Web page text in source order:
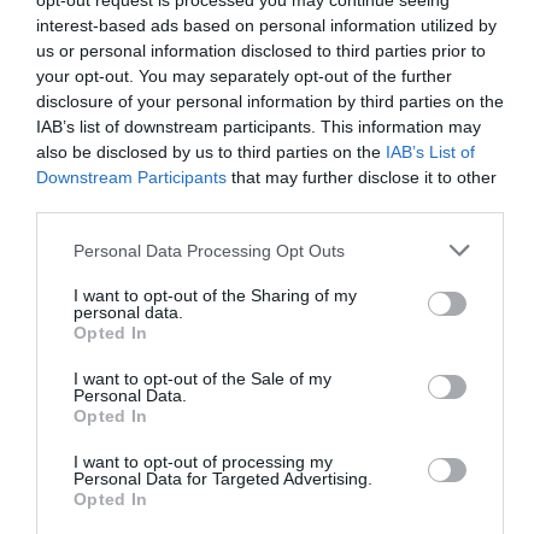
interest-based ads based on personal information utilized by
us or personal information disclosed to third parties prior to
your opt-out. You may separately opt-out of the further
disclosure of your personal information by third parties on the
IAB’s list of downstream participants. This information may
also be disclosed by us to third parties on the IAB’s List of
Downstream Participants that may further disclose it to other
Personal Data Processing Opt Outs
I want to opt-out of the Sharing of my
personal data.
Opted In
I want to opt-out of the Sale of my
Personal Data.
Opted In
I want to opt-out of processing my
Personal Data for Targeted Advertising.
Opted In
Πληροφορίες / Κρατήσεις:
Τηλ: 2103413937 |bernier-eliades.com
Ακολουθήστε το Culturenow.gr στο Google News
μάθετε πρώτοι όλες τις ειδήσεις
Νέοι Διαγωνισμοί❯
ΓΚΑΛΕΡΙ ΤΕΧΝΗΣ - ΑΙΘΟΥΣΕΣ ΤΕΧΝΗΣ
ΕΙΚΑΣΤΙΚΕΣ ΕΚΘΕΣΕΙΣ
ΟΜΑΔΙΚΕΣ ΕΚΘΕΣΕΙΣ